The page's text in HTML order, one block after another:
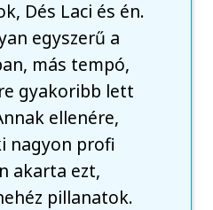
Dés Laci és én.
egyszerű a
más tempó,
gyakoribb lett
ellenére,
nagyon profi
akarta ezt,
pillanatok.